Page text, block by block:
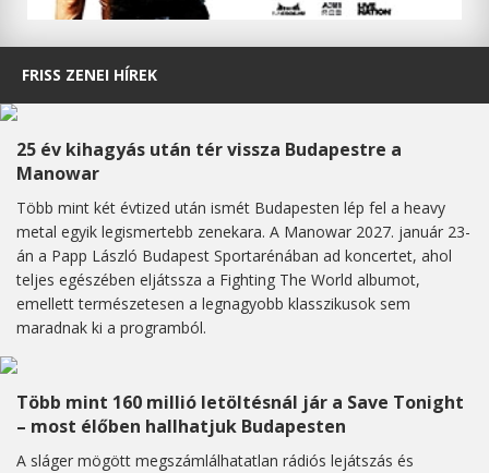
FRISS ZENEI HÍREK
25 év kihagyás után tér vissza Budapestre a
Manowar
Több mint két évtized után ismét Budapesten lép fel a heavy
metal egyik legismertebb zenekara. A Manowar 2027. január 23-
án a Papp László Budapest Sportarénában ad koncertet, ahol
teljes egészében eljátssza a Fighting The World albumot,
emellett természetesen a legnagyobb klasszikusok sem
maradnak ki a programból.
Több mint 160 millió letöltésnál jár a Save Tonight
– most élőben hallhatjuk Budapesten
A sláger mögött megszámlálhatatlan rádiós lejátszás és